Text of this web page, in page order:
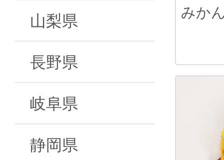
山梨県
長野県
岐阜県
静岡県
みか